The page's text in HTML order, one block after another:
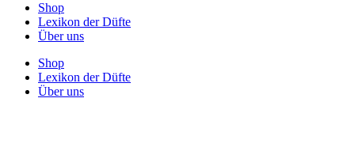
Shop
Lexikon der Düfte
Über uns
Shop
Lexikon der Düfte
Über uns